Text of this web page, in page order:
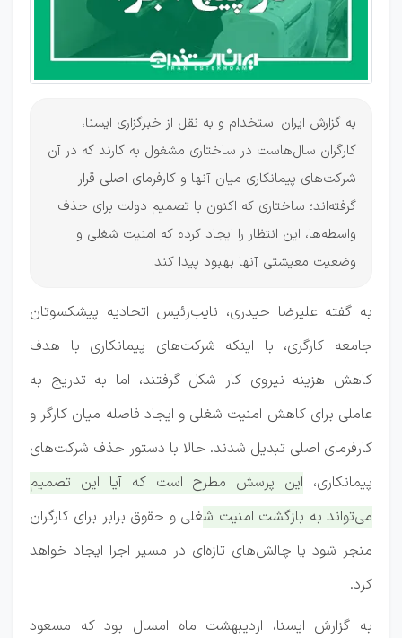
به گزارش ایران استخدام و به نقل از خبرگزاری ایسنا،
کارگران سال‌هاست در ساختاری مشغول به کارند که در آن
شرکت‌های پیمانکاری میان آنها و کارفرمای اصلی قرار
گرفته‌اند؛ ساختاری که اکنون با تصمیم دولت برای حذف
واسطه‌ها، این انتظار را ایجاد کرده که امنیت شغلی و
وضعیت معیشتی آنها بهبود پیدا کند.
به گفته علیرضا حیدری، نایب‌رئیس اتحادیه پیشکسوتان
جامعه کارگری، با اینکه شرکت‌های پیمانکاری با هدف
کاهش هزینه نیروی کار شکل گرفتند، اما به تدریج به
عاملی برای کاهش امنیت شغلی و ایجاد فاصله میان کارگر و
کارفرمای اصلی تبدیل شدند. حالا با دستور حذف شرکت‌های
پیمانکاری، این پرسش مطرح است که آیا این تصمیم
می‌تواند به بازگشت امنیت شغلی و حقوق برابر برای کارگران
منجر شود یا چالش‌های تازه‌ای در مسیر اجرا ایجاد خواهد
کرد.
به گزارش ایسنا، اردیبهشت ماه امسال بود که مسعود